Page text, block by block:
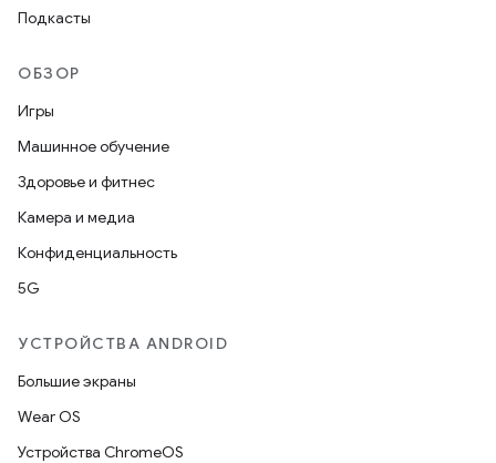
Подкасты
ОБЗОР
Игры
Машинное обучение
Здоровье и фитнес
Камера и медиа
Конфиденциальность
5G
УСТРОЙСТВА ANDROID
Большие экраны
Wear OS
Устройства ChromeOS